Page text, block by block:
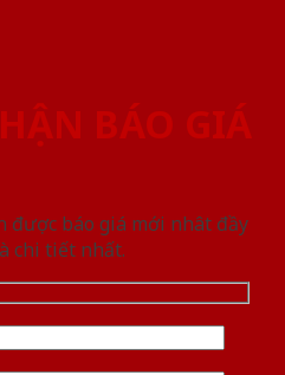
BÁO GIÁ
được báo giá mới nhât đầy
chi tiết nhất.